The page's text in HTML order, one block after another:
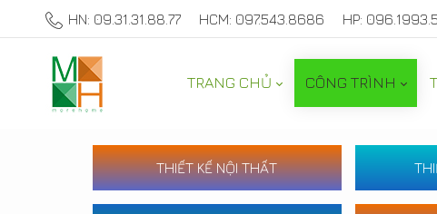
HN: 09.31.31.88.77 HCM: 097.543.8686 HP:
TRANG CHỦ CÔNG TRÌNH
THIẾT KẾ NỘI THẤT